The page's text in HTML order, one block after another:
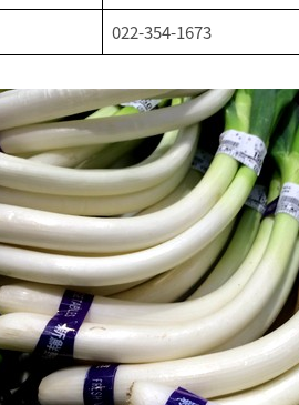
022-354-1673